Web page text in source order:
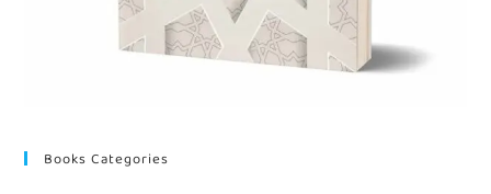
Books Categories